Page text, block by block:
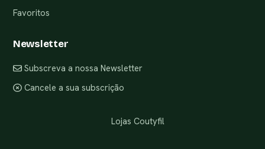
Favoritos
Newsletter
Subscreva a nossa Newsletter
Cancele a sua subscrição
Lojas Coutyfil